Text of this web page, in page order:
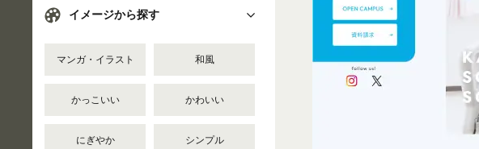
イメージから探す
マンガ・イラスト 和風
かっこいい かわいい
にぎやか シンプル